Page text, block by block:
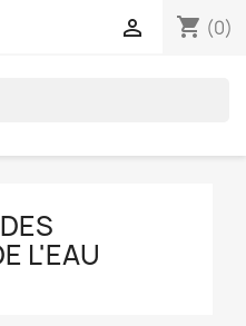
shopping_cart (0)

L'EAU